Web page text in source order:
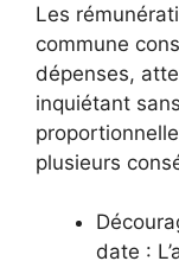
Les
commune
dépenses,
inquiétant
plusieurs
date :